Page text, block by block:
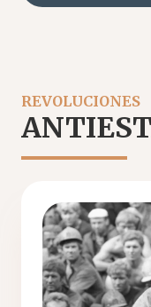
REVOLUCIONES